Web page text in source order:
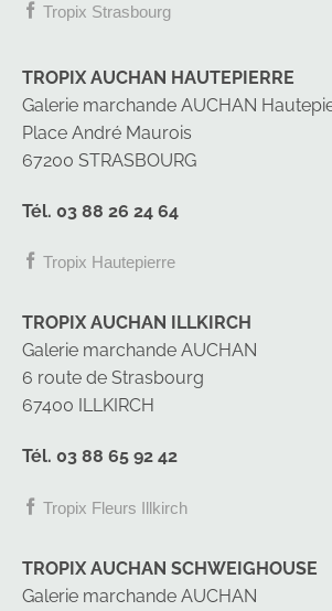
Tropix Strasbourg
TROPIX AUCHAN HAUTEPIERRE
Galerie marchande AUCHAN
Place André Maurois
67200 STRASBOURG
Tél. 03 88 26 24 64
Tropix Hautepierre
TROPIX AUCHAN ILLKIRCH
Galerie marchande AUCHAN
6 route de Strasbourg
67400 ILLKIRCH
Tél. 03 88 65 92 42
Tropix Fleurs Illkirch
TROPIX AUCHAN SCHWEIGHOUSE
Galerie marchande AUCHAN